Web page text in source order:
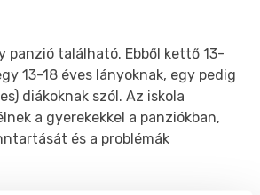
panzió található. Ebből kettő 13-
13-18 éves lányoknak, egy pedig
diákoknak szól. Az iskola
a gyerekekkel a panziókban,
és a problémák